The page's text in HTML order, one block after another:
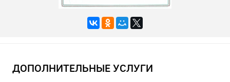
ДОПОЛНИТЕЛЬНЫЕ УСЛУГИ